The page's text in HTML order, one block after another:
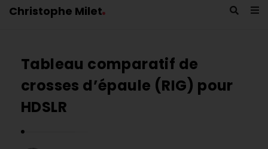
Christophe Milet
Tableau comparatif de
crosses d’épaule (RIG) pour
HDSLR